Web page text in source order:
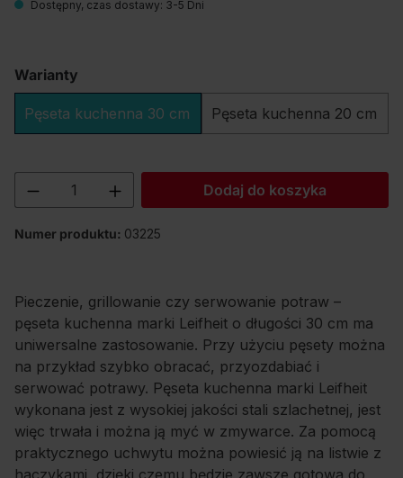
Dostępny, czas dostawy: 3-5 Dni
Warianty
Pęseta kuchenna 30 cm Pęseta kuchenna 20 cm
Ilość produktu: Wprowadź żądaną
Dodaj do koszyka
Numer produktu: 03225
Pieczenie, grillowanie czy serwowanie potraw –
pęseta kuchenna marki Leifheit o długości 30 cm ma
uniwersalne zastosowanie. Przy użyciu pęsety można
na przykład szybko obracać, przyozdabiać i
serwować potrawy. Pęseta kuchenna marki Leifheit
wykonana jest z wysokiej jakości stali szlachetnej, jest
więc trwała i można ją myć w zmywarce. Za pomocą
praktycznego uchwytu można powiesić ją na listwie z
haczykami, dzięki czemu będzie zawsze gotowa do